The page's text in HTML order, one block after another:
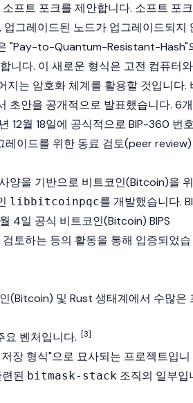
프트 포크를 제안합니다. 소프트 포크
그레이드된 노드가 업그레이드되지
"Pay-to-Quantum-Resistant-Hash"
니다. 이 새로운 형식은 고전 컴퓨터와
지는 암호화 체계를 활용할 것입니다.
초안을 공개적으로 발표했습니다. 6개
12월 18일에 공식적으로 BIP-360 번
레이드를 위한 동료 검토(peer review)
양을 기반으로 비트코인(Bitcoin)을 위
libbitcoinpqc를 개발했습니다.
4일 공식 비트코인(Bitcoin) BIPS
토하는 등의 활동을 통해 입증되었습
(Bitcoin) 및 Rust 생태계에서 수많은
요 벤처입니다. [3]
장 형식"으로 묘사되는 프로젝트입니
된 bitmask-stack 조직의 일부입